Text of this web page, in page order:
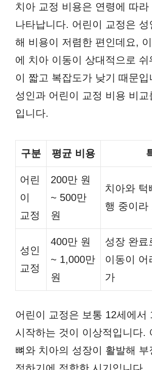
치아 교정 비용은 연령에 따라
나타납니다. 어린이 교정은 성
해 비용이 저렴한 편인데요, 이
에 치아 이동이 상대적으로
이 짧고 복잡도가 낮기 때문
성인과 어린이 교정 비용 비교
입니다.
구분 평균 비용
어린
이
교정
200만 원
~ 500만
원
치아와 턱
행 중이라
성인
교정
400만 원
~ 1,000만
원
성장 완료
이동이 어
가
어린이 교정은 보통 12세에서
시작하는 것이 이상적입니다.
뼈와 치아의 성장이 활발해 부